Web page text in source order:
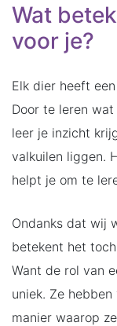
Wat
voor je?
Elk dier heeft
Door te leren
leer je inzicht
valkuilen liggen.
helpt je om te
Ondanks dat wij
betekent het
Want de rol van
uniek. Ze
manier waarop